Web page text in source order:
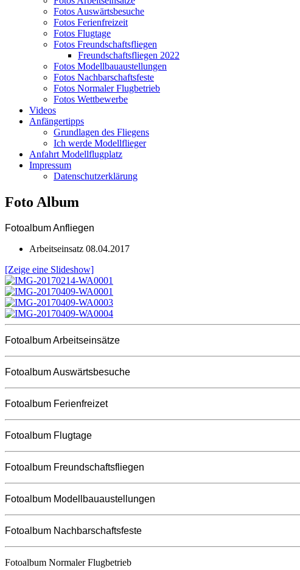
Fotos Auswärtsbesuche
Fotos Ferienfreizeit
Fotos Flugtage
Fotos Freundschaftsfliegen
Freundschaftsfliegen 2022
Fotos Modellbauaustellungen
Fotos Nachbarschaftsfeste
Fotos Normaler Flugbetrieb
Fotos Wettbewerbe
Videos
Anfängertipps
Grundlagen des Fliegens
Ich werde Modellflieger
Anfahrt Modellflugplatz
Impressum
Datenschutzerklärung
Foto Album
Fotoalbum Anfliegen
Arbeitseinsatz 08.04.2017
[Zeige eine Slideshow]
Fotoalbum Arbeitseinsätze
Fotoalbum Auswärtsbesuche
Fotoalbum Ferienfreizet
Fotoalbum Flugtage
Fotoalbum Freundschaftsfliegen
Fotoalbum Modellbauaustellungen
Fotoalbum Nachbarschaftsfeste
Fotoalbum Normaler Flugbetrieb